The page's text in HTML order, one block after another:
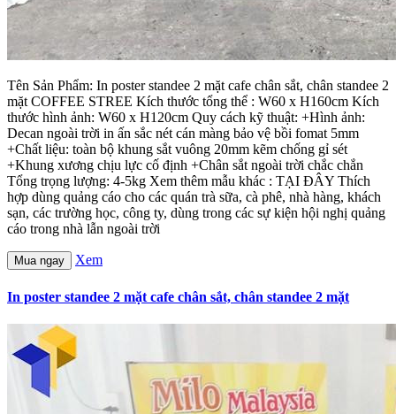
Tên Sản Phẩm: In poster standee 2 mặt cafe chân sắt, chân standee 2
mặt COFFEE STREE Kích thước tổng thể : W60 x H160cm Kích
thước hình ảnh: W60 x H120cm Quy cách kỹ thuật: +Hình ảnh:
Decan ngoài trời in ấn sắc nét cán màng bảo vệ bồi fomat 5mm
+Chất liệu: toàn bộ khung sắt vuông 20mm kẽm chống gỉ sét
+Khung xương chịu lực cố định +Chân sắt ngoài trời chắc chắn
Tổng trọng lượng: 4-5kg Xem thêm mẫu khác : TẠI ĐÂY Thích
hợp dùng quảng cáo cho các quán trà sữa, cà phê, nhà hàng, khách
sạn, các trường học, công ty, dùng trong các sự kiện hội nghị quảng
cáo trong nhà lẫn ngoài trời
Mua ngay Xem
In poster standee 2 mặt cafe chân sắt, chân standee 2 mặt